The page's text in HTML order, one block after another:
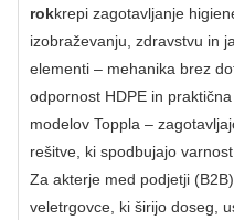
rokkrepi zagotavljanje
izobraževanju, zdravstvu in
elementi – mehanika brez
odpornost HDPE in
modelov Toppla –
rešitve, ki spodbujajo
Za akterje med podjetji
veletrgovce, ki širijo doseg,